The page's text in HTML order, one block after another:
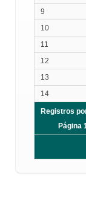
9
10
11
12
13
14
Registros
Página